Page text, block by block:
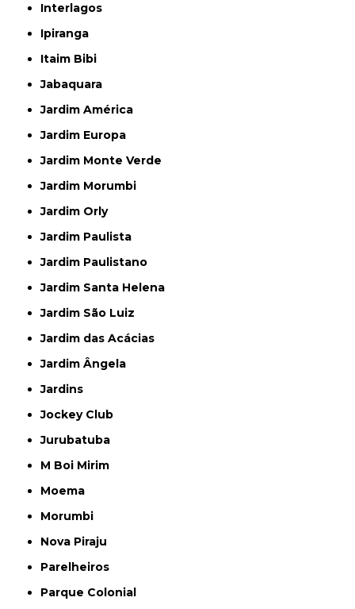
Interlagos
Ipiranga
Itaim Bibi
Jabaquara
Jardim América
Jardim Europa
Jardim Monte Verde
Jardim Morumbi
Jardim Orly
Jardim Paulista
Jardim Paulistano
Jardim Santa Helena
Jardim São Luiz
Jardim das Acácias
Jardim Ângela
Jardins
Jockey Club
Jurubatuba
M Boi Mirim
Moema
Morumbi
Nova Piraju
Parelheiros
Parque Colonial